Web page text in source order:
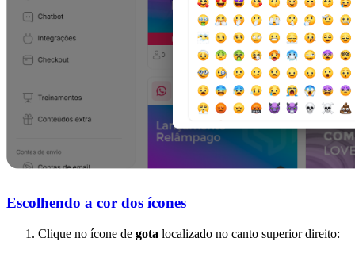
Escolhendo a cor dos ícones
Clique no ícone de gota localizado no canto superior direito: